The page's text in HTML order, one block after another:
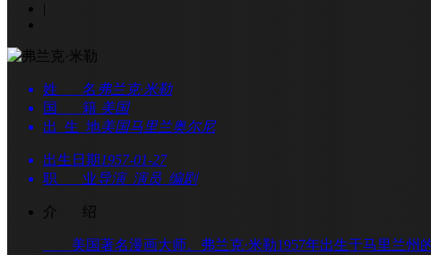
|
姓 名 弗兰克·米勒
国 籍 美国
出 生 地美国马里兰奥尔尼
出生日期1957-01-27
职 业导演 演员 编剧
介 绍
美国著名漫画大师。弗兰克·米勒1957年出生于马里兰州